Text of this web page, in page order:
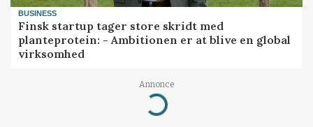
BUSINESS
Finsk startup tager store skridt med
planteprotein: - Ambitionen er at blive en global
virksomhed
Annonce